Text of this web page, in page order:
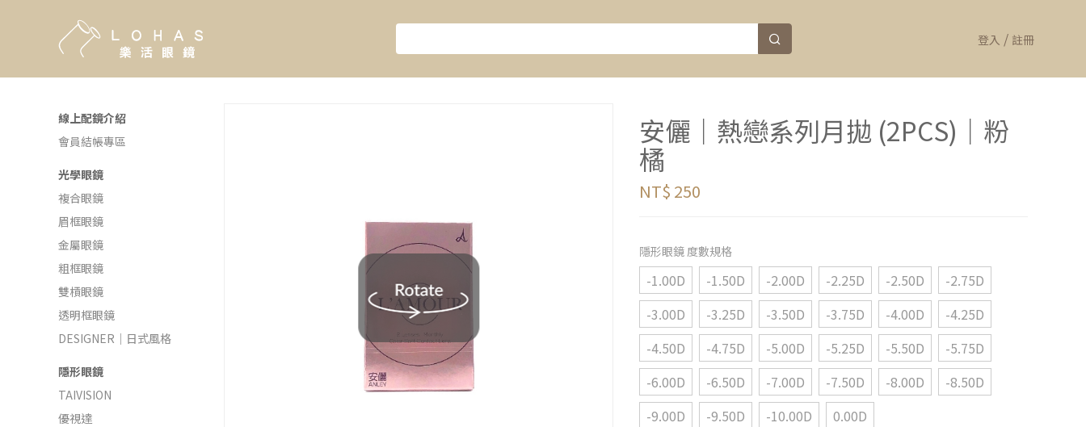
登入 / 註冊
線上配鏡介紹
會員結帳專區
光學眼鏡
複合眼鏡
眉框眼鏡
金屬眼鏡
粗框眼鏡
雙槓眼鏡
透明框眼鏡
DESIGNER｜日式風格
隱形眼鏡
TAIVISION
優視達
安儷｜熱戀系列月拋 (2PCS)｜粉
橘
NT$ 250
隱形眼鏡 度數規格
-1.00D -1.50D -2.00D -2.25D -2.50D
-2.75D
-3.00D
-3.25D -3.50D -3.75D -4.00D
-4.25D
-4.50D
-4.75D -5.00D -5.25D -5.50D
-5.75D
-6.00D
-6.50D -7.00D -7.50D -8.00D
-8.50D
-9.00D
-9.50D -10.00D 0.00D